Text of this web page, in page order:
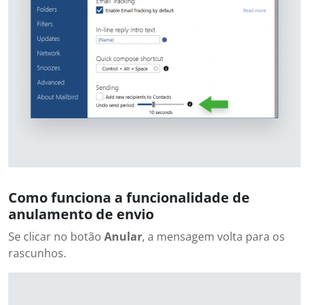
Como funciona a funcionalidade de
anulamento de envio
Se clicar no botão Anular, a mensagem volta para os
rascunhos.